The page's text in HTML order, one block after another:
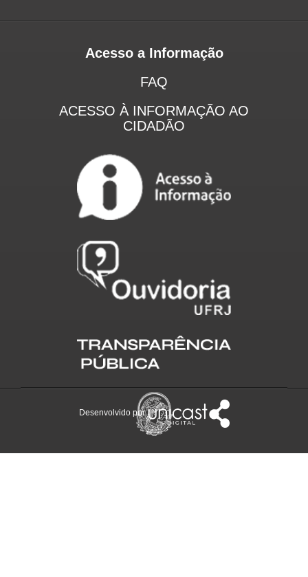
Acesso a Informação
FAQ
ACESSO À INFORMAÇÃO AO
CIDADÃO
Desenvolvido por: